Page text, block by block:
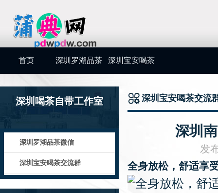
首页 深圳罗湖品茶
微信
深圳宝安喝茶
深圳喝茶自带工作室
深圳罗湖品茶微信
深圳宝安喝茶交流群
深圳宝安喝茶交流
深圳
发
全身放松，舒适享